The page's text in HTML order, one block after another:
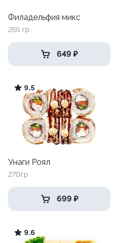
Филадельфия микс
265 гр
649 ₽
9.5
Унаги Роял
270гр
699 ₽
9.6